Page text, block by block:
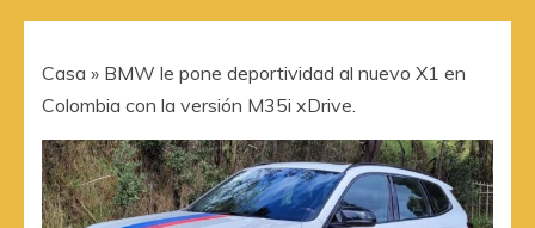
Casa » BMW le pone deportividad al nuevo X1 en
Colombia con la versión M35i xDrive.